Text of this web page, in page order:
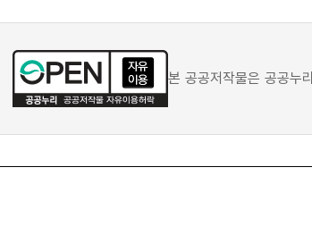
본 공공저작물은 공공누리